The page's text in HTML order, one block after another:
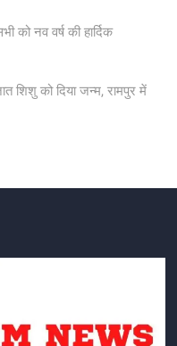
को नव वर्ष की हार्दिक
शिशु को दिया जन्म, रामपुर में